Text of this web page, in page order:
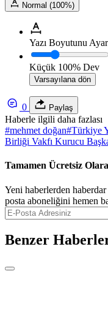
Normal (100%)
Yazı Boyutunu
Küçük 100% Dev
Varsayılana dön
0 Paylaş
Haberle ilgili daha fazlası
#mehmet doğan#Türkiye
Birliği Vakfı Kurucu
Tamamen Ücretsiz
Yeni haberlerden
posta aboneliğini hemen
Benzer